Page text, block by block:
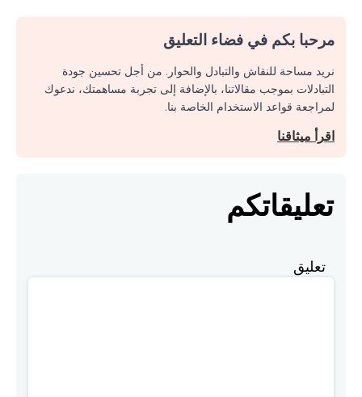
مرحبا بكم في فضاء التعليق
نريد مساحة للنقاش والتبادل والحوار. من أجل تحسين جودة
التبادلات بموجب مقالاتنا، بالإضافة إلى تجربة مساهمتك، ندعوك
لمراجعة قواعد الاستخدام الخاصة بنا.
اقرأ ميثاقنا
تعليقاتكم
تعليق